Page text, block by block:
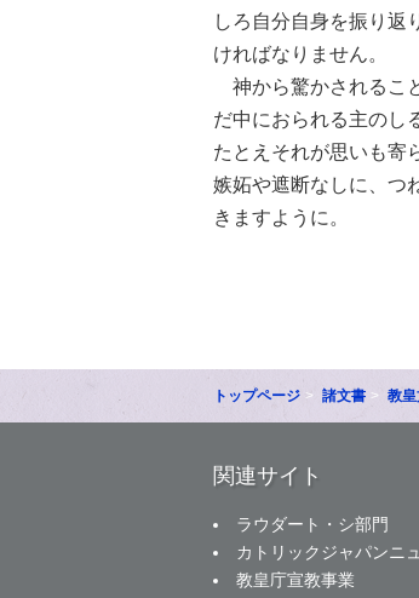
しろ自分自身を振り返
ければなりません。
神から驚かされるこ
だ中におられる主のし
たとえそれが思いも寄
嫉妬や遮断なしに、つ
きますように。
トップページ 諸文書 教
関連サイト
ラウダート・シ部門
カトリックジャパンニ
教皇庁宣教事業